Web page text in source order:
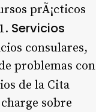
prÃ¡cticos
1. Servicios
consulares,
problemas con
de la Cita
sobre